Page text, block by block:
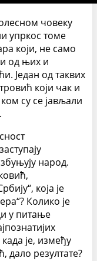
човеку
упркос томе
који, не само
од њих и
Један од таквих
који чак и
су се јављали
народ.
која је
Колико је
у питање
је, између
дало резултате?